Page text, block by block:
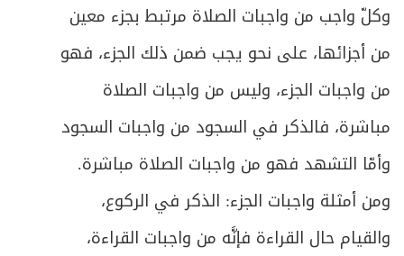
وكلّ واجب من واجبات الصلاة مرتبط بجزء معين
من أجزائها، على نحو يجب ضمن ذلك الجزء، فهو
من واجبات الجزء، وليس من واجبات الصلاة
مباشرة، فالذكر في السجود من واجبات السجود
وأمّا التشهد فهو من واجبات الصلاة مباشرة.
ومن أمثلة واجبات الجزء: الذكر في الركوع،
والقيام حال القراءة فإنَّه من واجبات القراءة،
ص
432 الفصل الأول - في الصوم
ص433 المبحث الأول ـ في ثبوت الهلال
443 المبحث الثاني ـ في شروط الصوم
ص
448 المبحث الثالث ـ في الصوم ونيته
ص
454 المبحث الرابع ـ في المفطرات